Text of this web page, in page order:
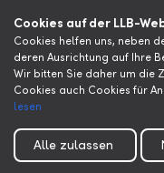
Cookies auf der LLB-
Cookies helfen uns, neben
deren Ausrichtung auf Ihre
Wir bitten Sie daher um die
Cookies auch Cookies für
lesen
Alle zulassen